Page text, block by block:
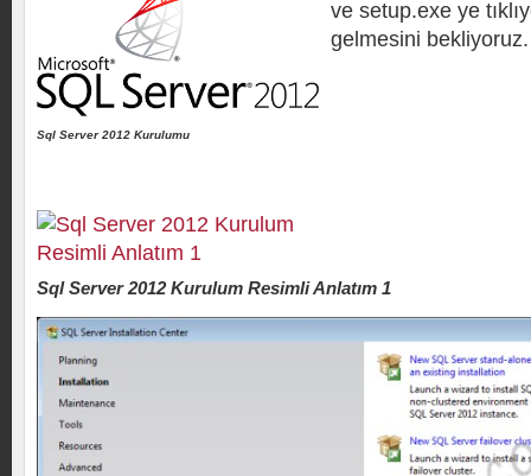
Sql Server 2012 Kurulumu
ve setup.exe ye
gelmesini bekliyoruz.
Sql Server 2012 Kurulum Resimli Anlatım 1